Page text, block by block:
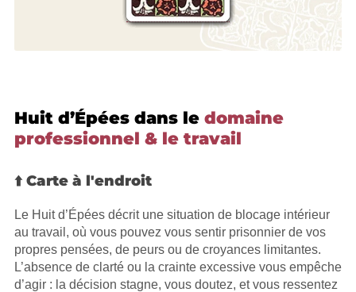
Huit d’Épées dans le domaine
professionnel & le travail
⬆️ Carte à l'endroit
Le Huit d’Épées décrit une situation de blocage intérieur
au travail, où vous pouvez vous sentir prisonnier de vos
propres pensées, de peurs ou de croyances limitantes.
L’absence de clarté ou la crainte excessive vous empêche
d’agir : la décision stagne, vous doutez, et vous ressentez